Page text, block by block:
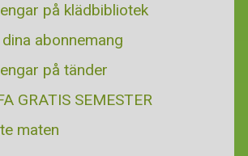
på klädbibliotek
abonnemang
på tänder
GRATIS SEMESTER
maten